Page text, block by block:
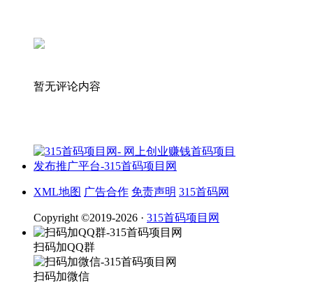
暂无评论内容
XML地图 广告合作 免责声明 315首码网
Copyright ©2019-2026 · 315首码项目网
扫码加QQ群
扫码加微信